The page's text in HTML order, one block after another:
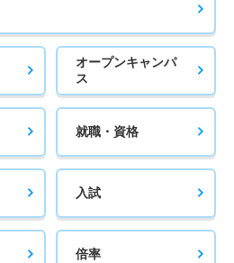
オープンキャンパ
ス
就職・資格
入試
倍率